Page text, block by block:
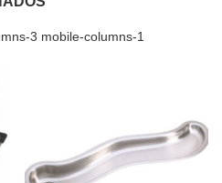
3 mobile-columns-1